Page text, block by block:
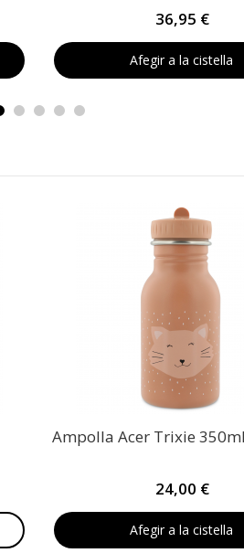
36,95 €
Afegir a la cistella
Ampolla Acer Trixie
24,00 €
Afegir a la cistella